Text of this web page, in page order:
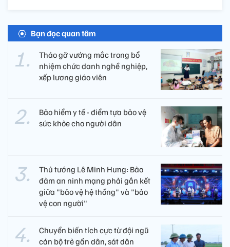
Bạn đọc quan tâm
Tháo gỡ vướng mắc trong bổ
nhiệm chức danh nghề nghiệp,
xếp lương giáo viên
Bảo hiểm y tế - điểm tựa bảo vệ
sức khỏe cho người dân
Thủ tướng Lê Minh Hưng: Bảo
đảm an ninh mạng phải gắn kết
giữa "bảo vệ hệ thống" và "bảo
vệ con người"
Chuyển biến tích cực từ đội ngũ
cán bộ trẻ gần dân, sát dân